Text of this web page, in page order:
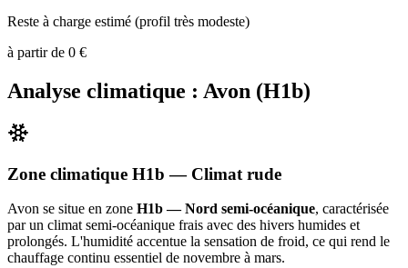
Reste à charge estimé (profil très modeste)
à partir de 0 €
Analyse climatique : Avon (H1b)
Zone climatique H1b — Climat rude
Avon se situe en zone H1b — Nord semi-océanique, caractérisée
par un climat semi-océanique frais avec des hivers humides et
prolongés. L'humidité accentue la sensation de froid, ce qui rend le
chauffage continu essentiel de novembre à mars.